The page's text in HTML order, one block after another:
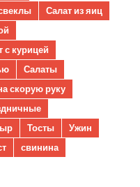
Салат из яиц
с курицей
Салаты
скорую руку
Тосты
Ужин
свинина